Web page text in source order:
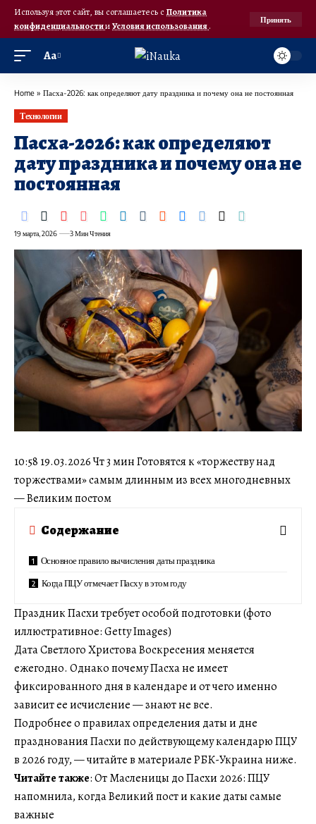
Используя этот сайт, вы соглашаетесь с Политика
конфиденциальностииУсловия использования.
Принять
Аа
Home » Пасха-2026: как определяют дату праздника и почему она не постоянная
Технологии
Пасха-2026: как определяют
дату праздника и почему она не
постоянная
19 марта, 2026 3 Мин Чтения
10:58 19.03.2026 Чт 3 мин Готовятся к «торжеству над
торжествами» самым длинным из всех многодневных
— Великим постом
Содержание
Основное правило вычисления даты праздника
Когда ПЦУ отмечает Пасху в этом году
Праздник Пасхи требует особой подготовки (фото
иллюстративное: Getty Images)
Дата Светлого Христова Воскресения меняется
ежегодно. Однако почему Пасха не имеет
фиксированного дня в календаре и от чего именно
зависит ее исчисление — знают не все.
Подробнее о правилах определения даты и дне
празднования Пасхи по действующему календарю ПЦУ
в 2026 году, — читайте в материале РБК-Украина ниже.
Читайте также: От Масленицы до Пасхи 2026: ПЦУ
напомнила, когда Великий пост и какие даты самые
важные